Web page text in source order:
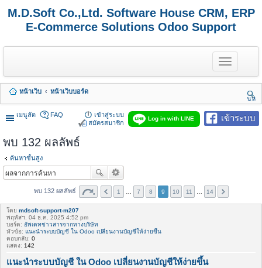
M.D.Soft Co.,Ltd. Software House CRM, ERP
E-Commerce Solutions Odoo Support
T
o
g
e
n
a
o
n
หน้าเว็บ
หน้าเว็บบอร์ด
นห
า
เมนูลัด
เข้าระบบ
Log in with LINE
FAQ
เข้าสู่ระบบ
สมัครสมาชิก
พบ 132 ผลลัพธ์
ค้นหาขั้นสูง
พบ 132 ผลลัพธ์ 1 7 8 9 10 11 14
โดย mdsoft-support-m207
พฤหัสฯ. 04 ธ.ค. 2025 4:52 pm
บอร์ด: อัพเดทข่าวสารจากทางบริษัท
หัวข้อ: แนะนำระบบบัญชี ใน Odoo เปลี่ยนงานบัญชีให้ง่ายขึ้น
ตอบกลับ: 0
แสดง: 142
แนะนำระบบบัญชี ใน Odoo เปลี่ยนงานบัญชีให้ง่ายขึ้น